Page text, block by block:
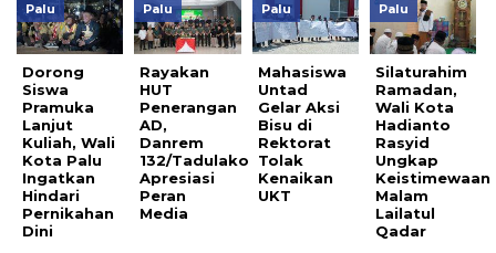
Palu
Dorong
Siswa
Pramuka
Lanjut
Kuliah, Wali
Kota Palu
Ingatkan
Hindari
Pernikahan
Dini
Palu
Rayakan
HUT
Penerangan
AD,
Danrem
132/Tadulako
Apresiasi
Peran
Media
Palu
Mahasiswa
Untad
Gelar Aksi
Bisu di
Rektorat
Tolak
Kenaikan
UKT
Palu
Silaturahim
Ramadan,
Wali Kota
Hadianto
Rasyid
Ungkap
Keistimewaan
Malam
Lailatul
Qadar